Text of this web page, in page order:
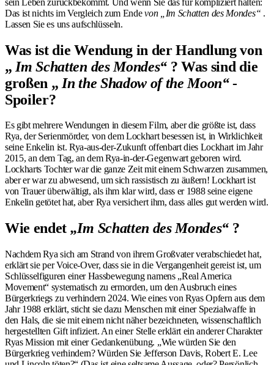
Das ist nichts im Vergleich zum Endevon „Im Schatten des Mondes“ .
Lassen Sie es uns aufschlüsseln.
Was ist die Wendung in der Handlung von
„ Im Schatten des Mondes“ ? Was sind die
großen „ In the Shadow of the Moon“-
Spoiler?
Es gibt mehrere Wendungen in diesem Film, aber die größte ist, dass
Rya, der Serienmörder, von dem Lockhart besessen ist, in Wirklichkeit
seine Enkelin ist. Rya-aus-der-Zukunft offenbart dies Lockhart im Jahr
2015, an dem Tag, an dem Rya-in-der-Gegenwart geboren wird.
Lockharts Tochter war die ganze Zeit mit einem Schwarzen zusammen,
aber er war zu abwesend, um sich rassistisch zu äußern! Lockhart ist
von Trauer überwältigt, als ihm klar wird, dass er 1988 seine eigene
Enkelin getötet hat, aber Rya versichert ihm, dass alles gut werden wird.
Wie endet „Im Schatten des Mondes“ ?
Nachdem Rya sich am Strand von ihrem Großvater verabschiedet hat,
erklärt sie per Voice-Over, dass sie in die Vergangenheit gereist ist, um
Schlüsselfiguren einer Hassbewegung namens „Real America
Movement“ systematisch zu ermorden, um den Ausbruch eines
Bürgerkriegs zu verhindern 2024. Wie eines von Ryas Opfern aus dem
Jahr 1988 erklärt, sticht sie dazu Menschen mit einer Spezialwaffe in
den Hals, die sie mit einem nicht näher bezeichneten, wissenschaftlich
hergestellten Gift infiziert. An einer Stelle erklärt ein anderer Charakter
Ryas Mission mit einer Gedankenübung. „Wie würden Sie den
Bürgerkrieg verhindern? Würden Sie Jefferson Davis, Robert E. Lee